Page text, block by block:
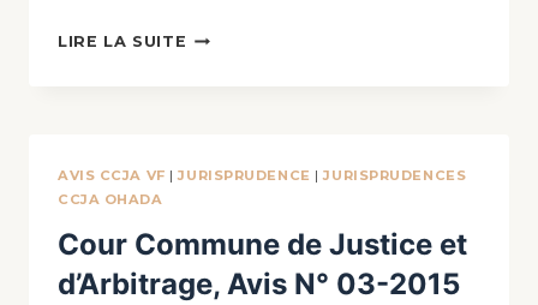
LIRE LA SUITE
AVIS CCJA VF |JURISPRUDENCE |JURISPRUDENCES
CCJA OHADA
Cour Commune de Justice et
d’Arbitrage, Avis N° 03-2015